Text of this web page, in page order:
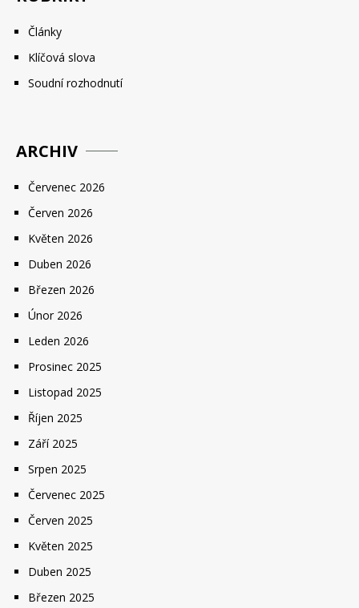
Články
Klíčová slova
Soudní rozhodnutí
ARCHIV
Červenec 2026
Červen 2026
Květen 2026
Duben 2026
Březen 2026
Únor 2026
Leden 2026
Prosinec 2025
Listopad 2025
Říjen 2025
Září 2025
Srpen 2025
Červenec 2025
Červen 2025
Květen 2025
Duben 2025
Březen 2025